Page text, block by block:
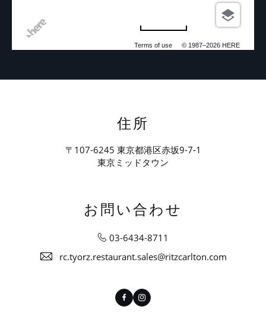
Terms of use © 1987–2026 HERE
住所
〒107-6245 東京都港区赤坂9-7-1
東京ミッドタウン
お問い合わせ
03-6434-8711
rc.tyorz.restaurant.sales@ritzcarlton.com
FacebookInstagram